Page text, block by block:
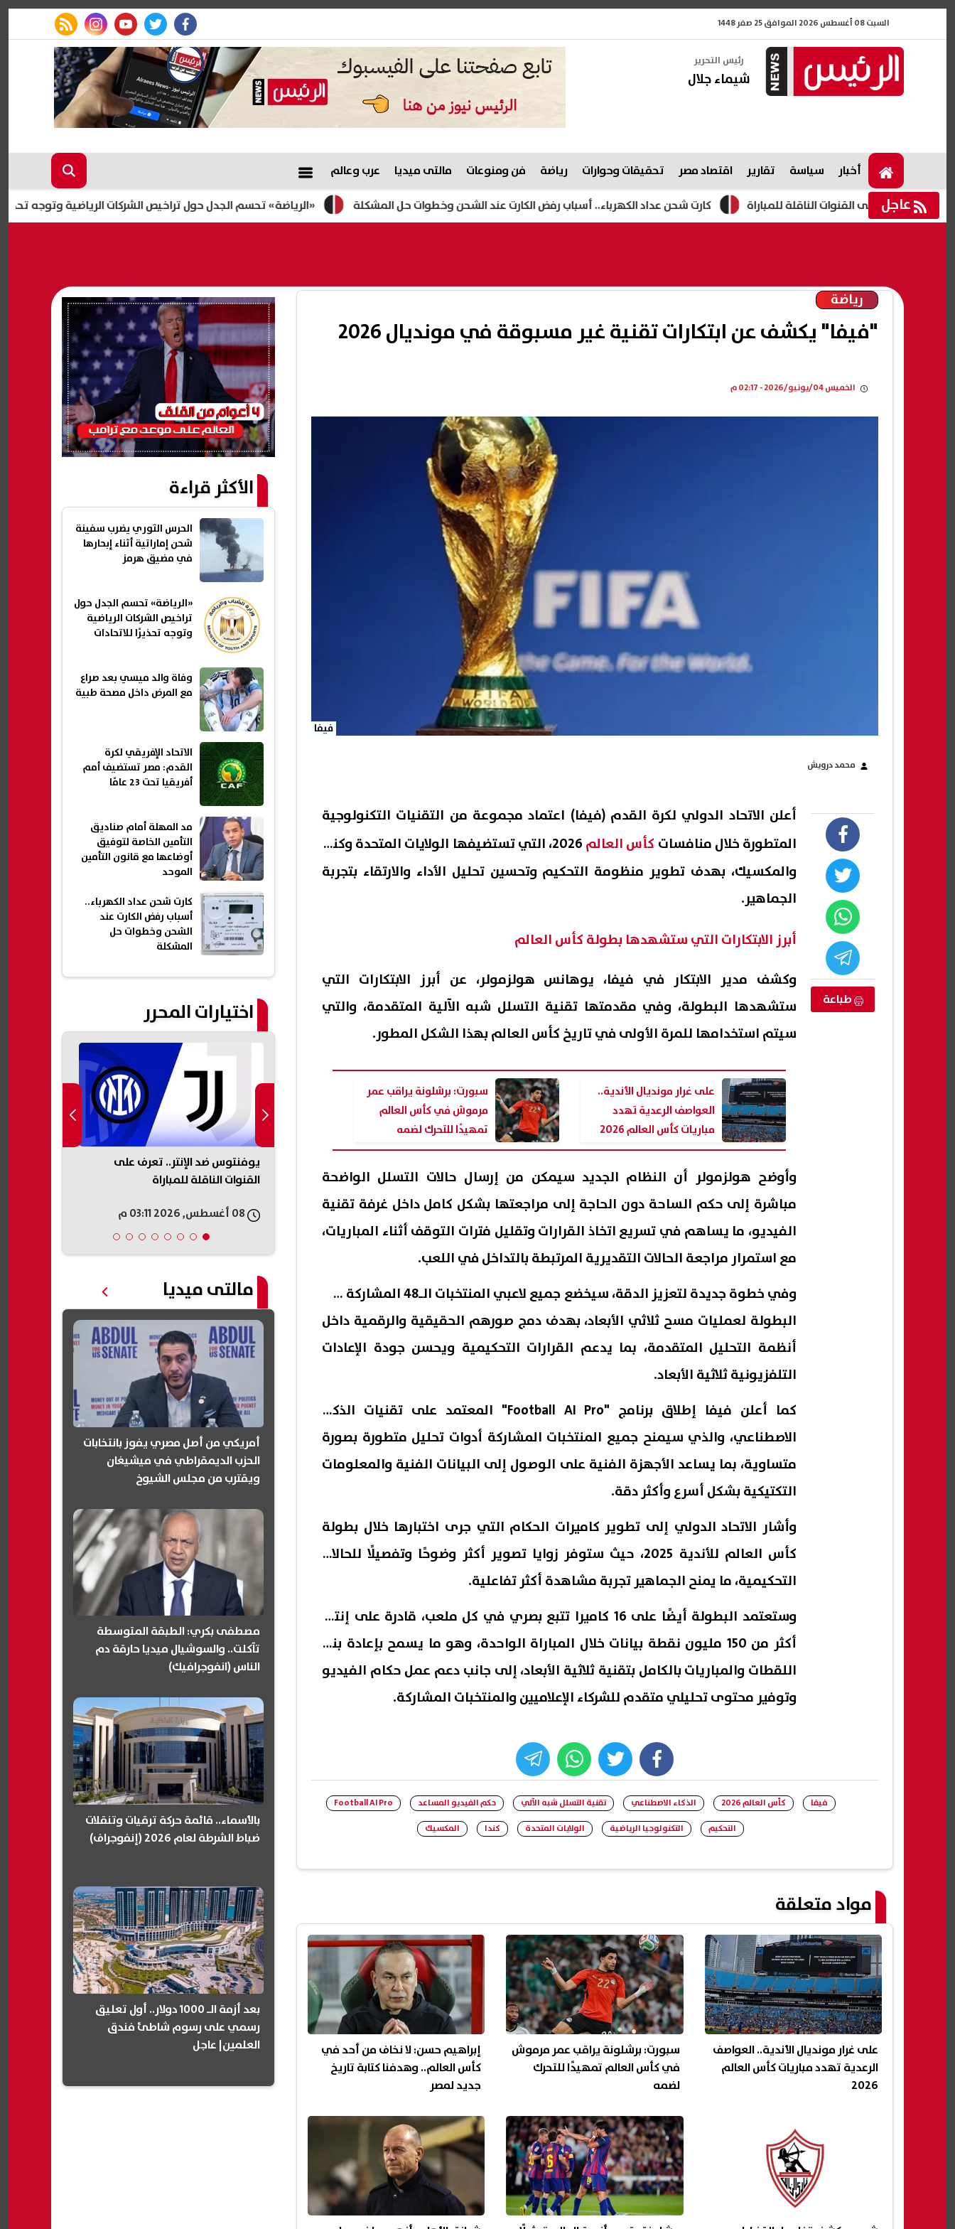
السبت 08 أغسطس 2026 الموافق 25 صفر 1448
facebook
twitter
youtube
instagram
rss feed
رئيس التحرير
شيماء جلال
أخبار سياسة تقارير اقتصاد مصر تحقيقات وحوارات رياضة فن ومنوعات مالتى ميديا عرب وعالم
عاجل «الرياضة» تحسم الجدل حول تراخيص الشركات الرياضية وتوجه تحذيرًا للاتحادات كارت شحن عداد الكهرباء.. أسباب رفض الكارت عند الشحن وخطوات حل المشكلة على القنوات الناقلة للمباراة
رياضة
"فيفا" يكشف عن ابتكارات تقنية غير مسبوقة في مونديال 2026
الخميس 04/يونيو/2026 - 02:17 م
فيفا
محمد درويش
طباعة
أعلن الاتحاد الدولي لكرة القدم (فيفا) اعتماد مجموعة من التقنيات التكنولوجية
المتطورة خلال منافسات كأس العالم
2026، التي تستضيفها الولايات المتحدة وكندا
والمكسيك، بهدف تطوير منظومة التحكيم وتحسين تحليل الأداء والارتقاء بتجربة
الجماهير.
أبرز الابتكارات التي ستشهدها بطولة كأس العالم
وكشف مدير الابتكار في فيفا، يوهانس هولزمولر، عن أبرز الابتكارات التي
ستشهدها البطولة، وفي مقدمتها تقنية التسلل شبه الآلية المتقدمة، والتي
سيتم استخدامها للمرة الأولى في تاريخ كأس العالم بهذا الشكل المطور.
على غرار مونديال الأندية..
العواصف الرعدية تهدد
مباريات كأس العالم 2026
سبورت: برشلونة يراقب عمر
مرموش في كأس العالم
تمهيدًا للتحرك لضمه
وأوضح هولزمولر أن النظام الجديد سيمكن من إرسال حالات التسلل الواضحة
مباشرة إلى حكم الساحة دون الحاجة إلى مراجعتها بشكل كامل داخل غرفة تقنية
الفيديو، ما يساهم في تسريع اتخاذ القرارات وتقليل فترات التوقف أثناء المباريات،
مع استمرار مراجعة الحالات التقديرية المرتبطة بالتداخل في اللعب.
وفي خطوة جديدة لتعزيز الدقة، سيخضع جميع لاعبي المنتخبات الـ48 المشاركة في
البطولة لعمليات مسح ثلاثي الأبعاد، بهدف دمج صورهم الحقيقية والرقمية داخل
أنظمة التحليل المتقدمة، بما يدعم القرارات التحكيمية ويحسن جودة الإعادات
التلفزيونية ثلاثية الأبعاد.
كما أعلن فيفا إطلاق برنامج "Football AI Pro" المعتمد على تقنيات الذكاء
الاصطناعي، والذي سيمنح جميع المنتخبات المشاركة أدوات تحليل متطورة بصورة
متساوية، بما يساعد الأجهزة الفنية على الوصول إلى البيانات الفنية والمعلومات
التكتيكية بشكل أسرع وأكثر دقة.
وأشار الاتحاد الدولي إلى تطوير كاميرات الحكام التي جرى اختبارها خلال بطولة
كأس العالم للأندية 2025، حيث ستوفر زوايا تصوير أكثر وضوحًا وتفصيلًا للحالات
التحكيمية، ما يمنح الجماهير تجربة مشاهدة أكثر تفاعلية.
وستعتمد البطولة أيضًا على 16 كاميرا تتبع بصري في كل ملعب، قادرة على إنتاج
أكثر من 150 مليون نقطة بيانات خلال المباراة الواحدة، وهو ما يسمح بإعادة بناء
اللقطات والمباريات بالكامل بتقنية ثلاثية الأبعاد، إلى جانب دعم عمل حكام الفيديو
وتوفير محتوى تحليلي متقدم للشركاء الإعلاميين والمنتخبات المشاركة.
facebook
twitter
whats
فيفا كأس العالم 2026 الذكاء الاصطناعي تقنية التسلل شبه الآلي حكم الفيديو المساعد
Football AI Pro
التحكيم
التكنولوجيا الرياضية الولايات المتحدة كندا المكسيك
مواد متعلقة
على غرار مونديال الأندية.. العواصف
الرعدية تهدد مباريات كأس العالم
2026
سبورت: برشلونة يراقب عمر مرموش
في كأس العالم تمهيدًا للتحرك
لضمه
إبراهيم حسن: لا نخاف من أحد في
كأس العالم.. وهدفنا كتابة تاريخ
جديد لمصر
الأكثر قراءة
الحرس الثوري يضرب سفينة
شحن إماراتية أثناء إبحارها
في مضيق هرمز
«الرياضة» تحسم الجدل حول
تراخيص الشركات الرياضية
وتوجه تحذيرًا للاتحادات
وفاة والد ميسي بعد صراع
مع المرض داخل مصحة طبية
الاتحاد الإفريقي لكرة
القدم: مصر تستضيف أمم
أفريقيا تحت 23 عامًا
مد المهلة أمام صناديق
التأمين الخاصة لتوفيق
أوضاعها مع قانون التأمين
الموحد
كارت شحن عداد الكهرباء..
أسباب رفض الكارت عند
الشحن وخطوات حل
المشكلة
اختيارات المحرر
الشركات الرياضية وتوجه تحذيرًا
الكارت عند الشحن وخطوات حل
المشكلة
08 أغسطس, 2026 02:32 م
الخاصة لتوفيق أوضاعها مع قانون
التأمين الموحد
08 أغسطس, 2026 02:32 م
يوفنتوس ضد الإنتر.. تعرف على
القنوات الناقلة للمباراة
مالتى ميديا
أمريكي من أصل مصري يفوز بانتخابات
الحزب الديمقراطي في ميشيغان
ويقترب من مجلس الشيوخ
مصطفى بكري: الطبقة المتوسطة
تآكلت.. والسوشيال ميديا حارقة دم
الناس (انفوجرافيك)
بالأسماء.. قائمة حركة ترقيات وتنقلات
ضباط الشرطة لعام 2026 (إنفوجراف)
بعد أزمة الـ 1000 دولار.. أول تعليق
رسمي على رسوم شاطئ فندق
العلمين| عاجل